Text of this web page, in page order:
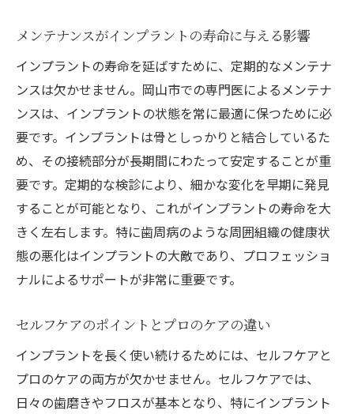
メンテナンスがインプラントの寿命に与える影響
インプラントの寿命を延ばすために、定期的なメンテナ
ンスは欠かせません。岡山市での専門医によるメンテナ
ンスは、インプラントの状態を常に最適に保つために必
要です。インプラントは骨としっかりと結合しているた
め、その接続部分が長期間にわたって安定することが重
要です。定期的な検診により、細かな変化を早期に発見
することが可能となり、これがインプラントの寿命を大
きく左右します。特に歯周病のような周囲組織の健康状
態の悪化はインプラントの大敵であり、プロフェッショ
ナルによるサポートが非常に重要です。
セルフケアのポイントとプロのケアの違い
インプラントを長く使い続けるためには、セルフケアと
プロのケアの両方が欠かせません。セルフケアでは、
日々の歯磨きやフロスが基本となり、特にインプラント